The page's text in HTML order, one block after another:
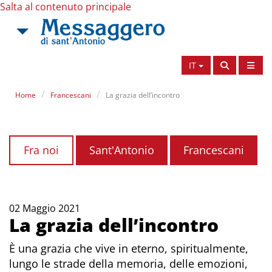
Salta al contenuto principale
IT
Home Francescani La grazia dell’incontro
Fra noi Sant'Antonio Francescani
02 Maggio 2021
La grazia dell’incontro
È una grazia che vive in eterno, spiritualmente,
lungo le strade della memoria, delle emozioni,